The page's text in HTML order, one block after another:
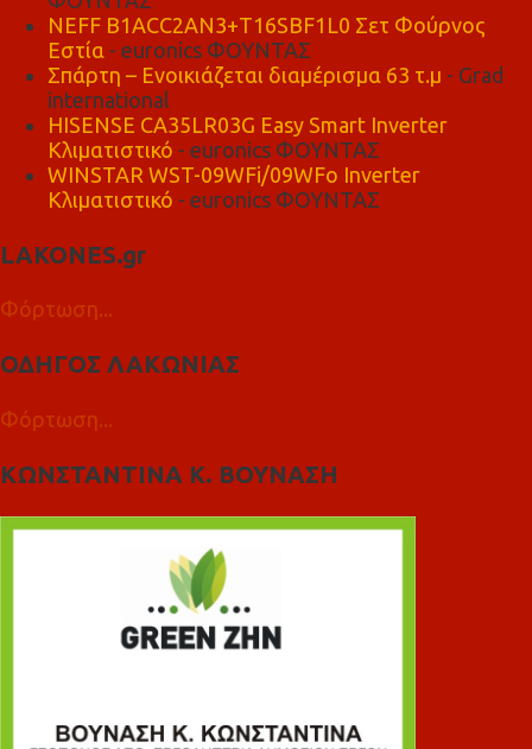
NEFF B1ACC2AN3+T16SBF1L0 Σετ Φούρνος
Εστία - euronics ΦΟΥΝΤΑΣ
Σπάρτη – Ενοικιάζεται διαμέρισμα 63 τ.μ - Grad
international
HISENSE CA35LR03G Easy Smart Inverter
Κλιματιστικό - euronics ΦΟΥΝΤΑΣ
WINSTAR WST-09WFi/09WFo Inverter
Κλιματιστικό - euronics ΦΟΥΝΤΑΣ
LAKONES.gr
Φόρτωση...
ΟΔΗΓΟΣ ΛΑΚΩΝΙΑΣ
Φόρτωση...
ΚΩΝΣΤΑΝΤΙΝΑ Κ. ΒΟΥΝΑΣΗ